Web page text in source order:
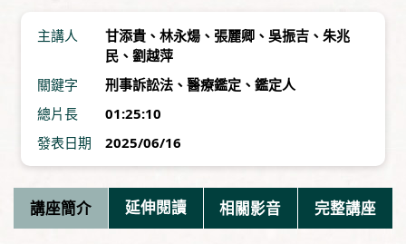
主講人 甘添貴 、 林永煬 、 張麗卿 、 吳振吉 、 朱兆
民 、 劉越萍
關鍵字
刑事訴訟法 、 醫療鑑定 、 鑑定人
總片長
01:25:10
發表日期
2025/06/16
講座簡介 延伸閱讀 相關影音 完整講座